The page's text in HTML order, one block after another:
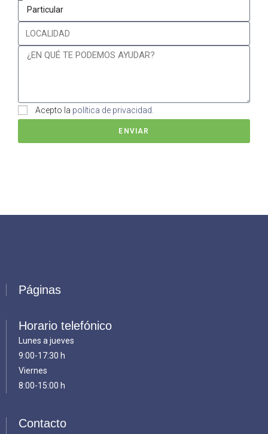
Acepto la política de privacidad.
ENVIAR
Páginas
Horario telefónico
Lunes a jueves
9:00-17:30 h
Viernes
8:00-15:00 h
Contacto